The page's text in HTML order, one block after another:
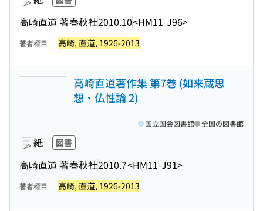
高崎直道 著春秋社2010.10<HM11-J96>
著者標目 高崎, 直道, 1926-2013
高崎直道著作集 第7巻 (如来蔵思
想・仏性論 2)
紙 図書
高崎直道 著春秋社2010.7<HM11-J91>
国立国会図書館 全国の図書館
著者標目 高崎, 直道, 1926-2013